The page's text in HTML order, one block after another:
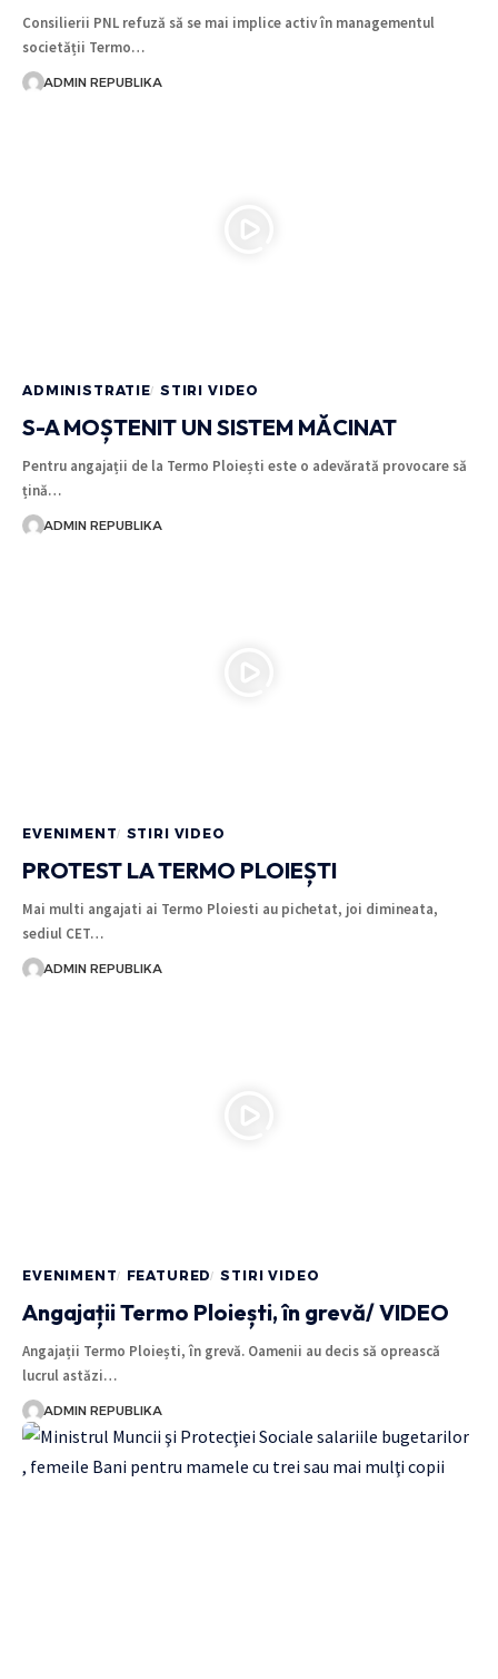
Consilierii PNL refuză să se mai implice activ în managementul
societății Termo…
ADMIN REPUBLIKA
ADMINISTRATIE STIRI VIDEO
S-A MOȘTENIT UN SISTEM MĂCINAT
Pentru angajații de la Termo Ploiești este o adevărată provocare să
țină…
ADMIN REPUBLIKA
EVENIMENT STIRI VIDEO
PROTEST LA TERMO PLOIEȘTI
Mai multi angajati ai Termo Ploiesti au pichetat, joi dimineata,
sediul CET…
ADMIN REPUBLIKA
EVENIMENT FEATURED STIRI VIDEO
Angajații Termo Ploiești, în grevă/ VIDEO
Angajații Termo Ploiești, în grevă. Oamenii au decis să oprească
lucrul astăzi…
ADMIN REPUBLIKA